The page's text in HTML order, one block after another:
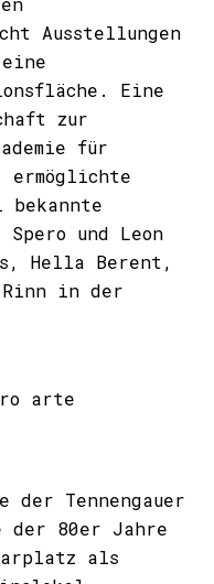
Ausstellungen
Eine
zur
für
ermöglichte
und Leon
Hella Berent,
Rinn in der
arte
der Tennengauer
der 80er Jahre
als